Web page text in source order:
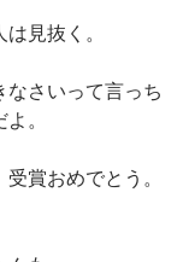
見抜く。
なさいって言っち
。
賞おめでとう。